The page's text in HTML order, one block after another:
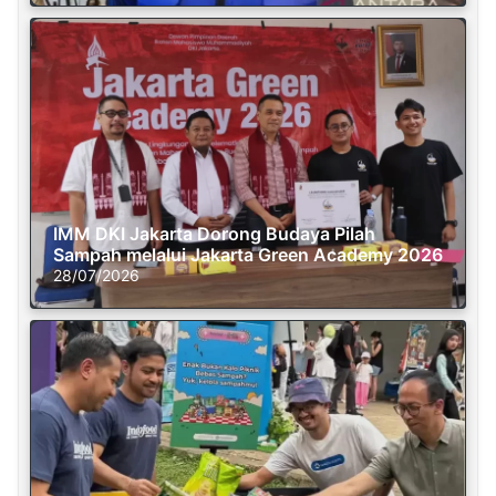
IMM DKI Jakarta Dorong Budaya Pilah
Sampah melalui Jakarta Green Academy 2026
28/07/2026